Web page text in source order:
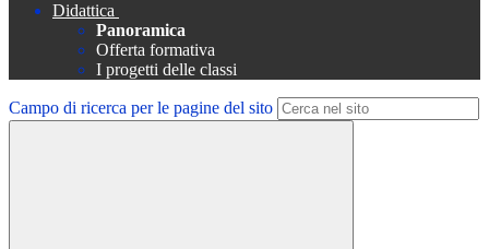
Didattica
Panoramica
Offerta formativa
I progetti delle classi
Campo di ricerca per le pagine del sito